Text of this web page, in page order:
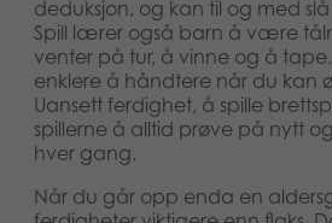
deduksjon, og kan til og med
Spill lærer også barn å være
venter på tur, å vinne og å tape.
enklere å håndtere når du kan
Uansett ferdighet, å spille
spillerne å alltid prøve på nytt
hver gang.
Når du går opp enda en